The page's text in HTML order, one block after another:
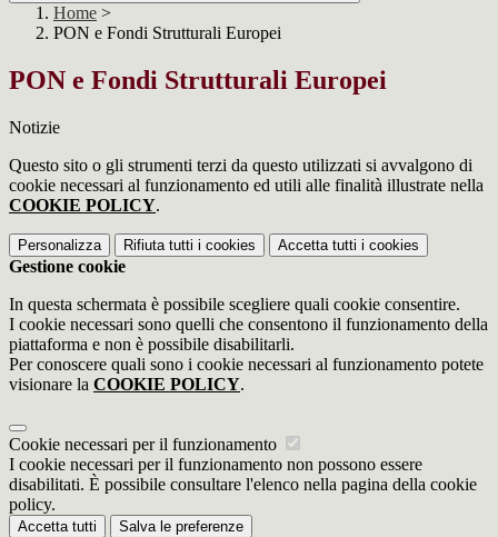
Home >
PON e Fondi Strutturali Europei
PON e Fondi Strutturali Europei
Notizie
Questo sito o gli strumenti terzi da questo utilizzati si avvalgono di
cookie necessari al funzionamento ed utili alle finalità illustrate nella
COOKIE POLICY.
Personalizza Rifiuta tutti i cookies Accetta tutti i cookies
Gestione cookie
In questa schermata è possibile scegliere quali cookie consentire.
I cookie necessari sono quelli che consentono il funzionamento della
piattaforma e non è possibile disabilitarli.
Per conoscere quali sono i cookie necessari al funzionamento potete
visionare la COOKIE POLICY.
Cookie necessari per il funzionamento
I cookie necessari per il funzionamento non possono essere
disabilitati. È possibile consultare l'elenco nella pagina della cookie
policy.
Accetta tutti Salva le preferenze